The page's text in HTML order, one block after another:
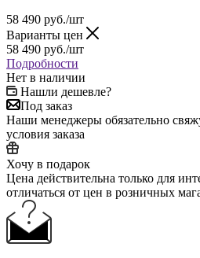
58 490 руб./шт
Варианты цен
58 490 руб./шт
Подробности
Нет в наличии
Нашли дешевле?
Под заказ
Наши менеджеры обязательно
условия заказа
Хочу в подарок
Цена действительна только для
отличаться от цен в розничных